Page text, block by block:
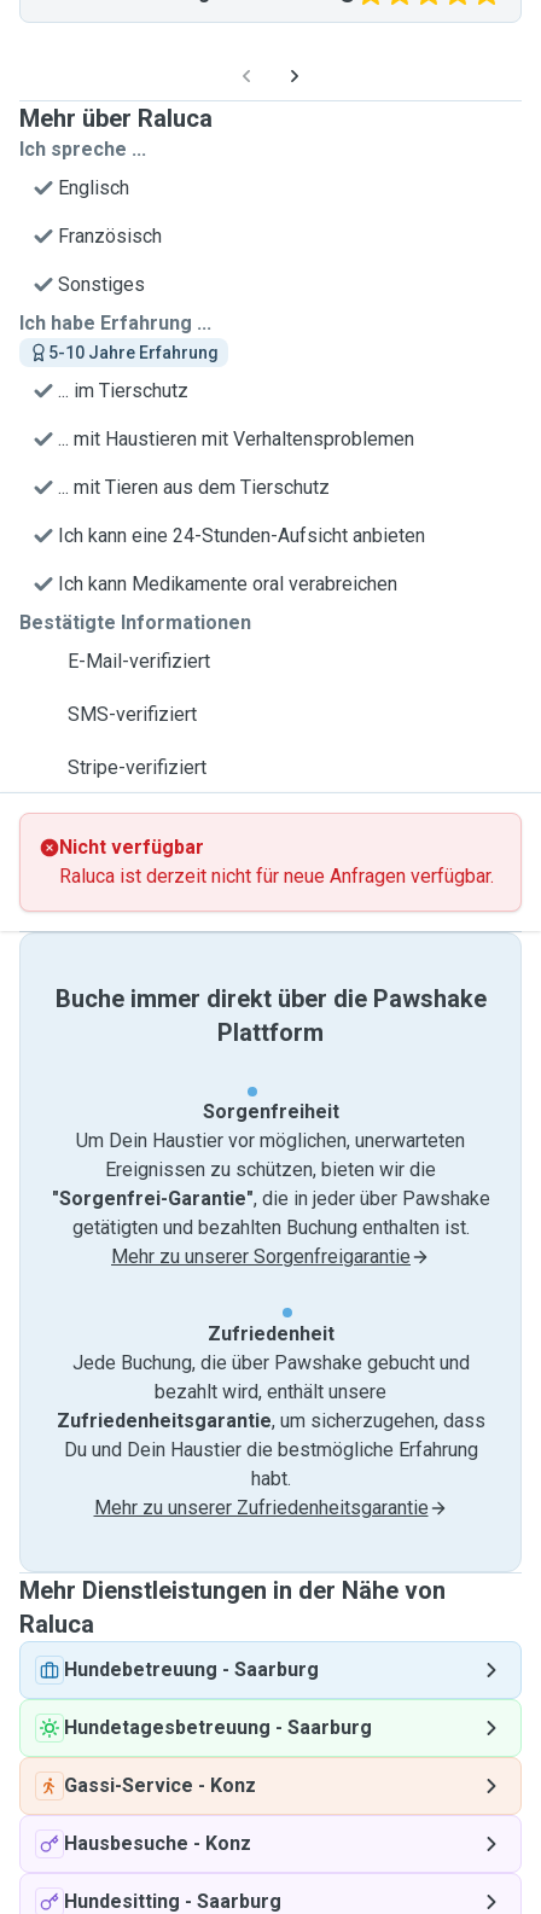
Mehr über Raluca
Ich spreche ...
Englisch
Französisch
Sonstiges
Ich habe Erfahrung ...
5-10 Jahre Erfahrung
... im Tierschutz
... mit Haustieren mit Verhaltensproblemen
... mit Tieren aus dem Tierschutz
Ich kann eine 24-Stunden-Aufsicht anbieten
Ich kann Medikamente oral verabreichen
Bestätigte Informationen
E-Mail-verifiziert
SMS-verifiziert
Stripe-verifiziert
Nicht verfügbar
Raluca ist derzeit nicht für neue Anfragen verfügbar.
Buche immer direkt über die Pawshake
Plattform
Sorgenfreiheit
Um Dein Haustier vor möglichen, unerwarteten
Ereignissen zu schützen, bieten wir die
"Sorgenfrei-Garantie", die in jeder über Pawshake
getätigten und bezahlten Buchung enthalten ist.
Mehr zu unserer Sorgenfreigarantie
Zufriedenheit
Jede Buchung, die über Pawshake gebucht und
bezahlt wird, enthält unsere
Zufriedenheitsgarantie, um sicherzugehen, dass
Du und Dein Haustier die bestmögliche Erfahrung
habt.
Mehr zu unserer Zufriedenheitsgarantie
Mehr Dienstleistungen in der Nähe von
Raluca
Hundebetreuung - Saarburg
Hundetagesbetreuung - Saarburg
Gassi-Service - Konz
Hausbesuche - Konz
Hundesitting - Saarburg